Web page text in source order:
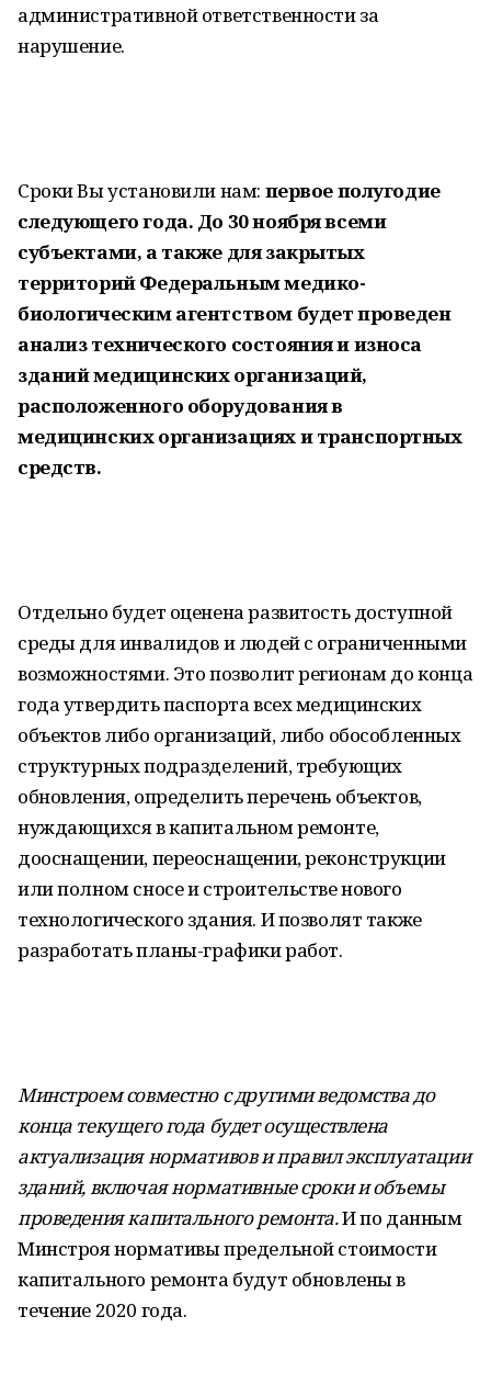
административной ответственности за
нарушение.
Сроки Вы установили нам: первое полугодие
следующего года. До 30 ноября всеми
субъектами, а также для закрытых
территорий Федеральным медико-
биологическим агентством будет проведен
анализ технического состояния и износа
зданий медицинских организаций,
расположенного оборудования в
медицинских организациях и транспортных
средств.
Отдельно будет оценена развитость доступной
среды для инвалидов и людей с ограниченными
возможностями. Это позволит регионам до конца
года утвердить паспорта всех медицинских
объектов либо организаций, либо обособленных
структурных подразделений, требующих
обновления, определить перечень объектов,
нуждающихся в капитальном ремонте,
дооснащении, переоснащении, реконструкции
или полном сносе и строительстве нового
технологического здания. И позволят также
разработать планы-графики работ.
Минстроем совместно с другими ведомства до
конца текущего года будет осуществлена
актуализация нормативов и правил эксплуатации
зданий, включая нормативные сроки и объемы
проведения капитального ремонта.И по данным
Минстроя нормативы предельной стоимости
капитального ремонта будут обновлены в
течение 2020 года.